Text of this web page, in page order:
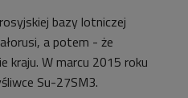
bazy lotniczej
a potem - że
kraju. W marcu 2015 roku
Su-27SM3.